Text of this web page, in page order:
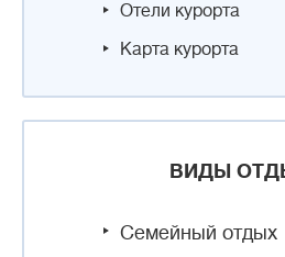
Отели курорта
Карта курорта
ВИДЫ
Семейный отдых